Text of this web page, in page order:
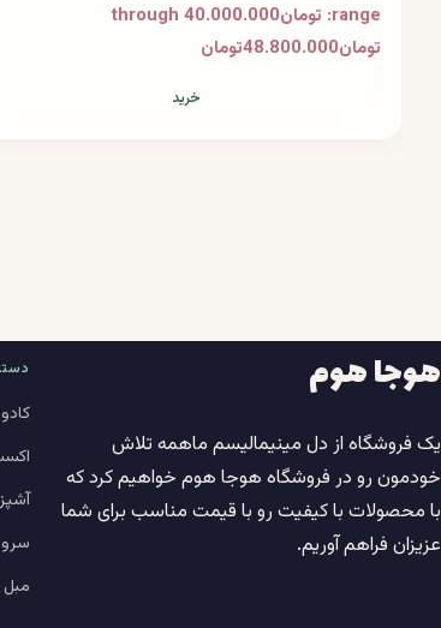
range: تومان40.000.000 through
تومان48.800.000تومان
خرید
هوجا هوم
یک فروشگاه از دل مینیمالیسم ماهمه تلاش
خودمون رو در فروشگاه هوجا هوم خواهیم کرد که
با محصولات با کیفیت رو با قیمت مناسب برای شما
عزیزان فراهم آوریم.